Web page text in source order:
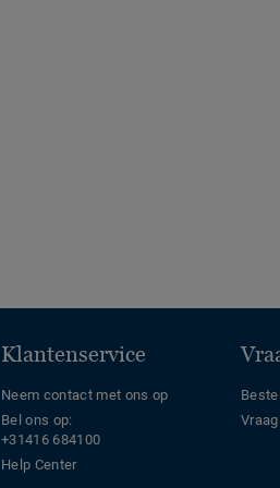
Klantenservice
Neem contact met ons op
Bel ons op:
+31416 684100
Help Center